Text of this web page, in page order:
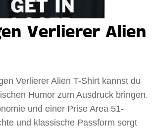
Verlierer Alien
Verlierer Alien T-Shirt kannst du
Humor zum Ausdruck bringen.
und einer Prise Area 51-
und klassische Passform sorgt